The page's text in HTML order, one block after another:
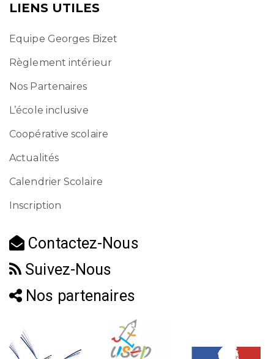
LIENS UTILES
Equipe Georges Bizet
Règlement intérieur
Nos Partenaires
L’école inclusive
Coopérative scolaire
Actualités
Calendrier Scolaire
Inscription
Contactez-Nous
Suivez-Nous
Nos partenaires